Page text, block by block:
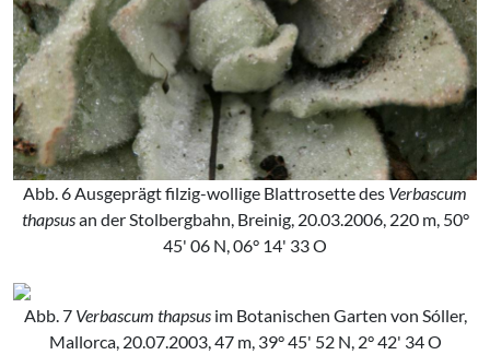
Abb. 6 Ausgeprägt filzig-wollige Blattrosette des Verbascum
thapsusan der Stolbergbahn, Breinig, 20.03.2006, 220 m, 50°
45' 06 N, 06° 14' 33 O
Abb. 7 Verbascum thapsusim Botanischen Garten von Sóller,
Mallorca, 20.07.2003, 47 m, 39° 45' 52 N, 2° 42' 34 O